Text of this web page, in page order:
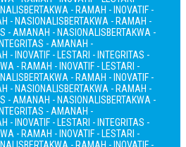
BERTAKWA - RAMAH - INOVATIF -
- NASIONALISBERTAKWA - RAMAH -
- AMANAH - NASIONALISBERTAKWA -
- AMANAH -
- INOVATIF - LESTARI - INTEGRITAS -
- RAMAH - INOVATIF - LESTARI -
BERTAKWA - RAMAH - INOVATIF -
- NASIONALISBERTAKWA - RAMAH -
- AMANAH - NASIONALISBERTAKWA -
- AMANAH -
- INOVATIF - LESTARI - INTEGRITAS -
- RAMAH - INOVATIF - LESTARI -